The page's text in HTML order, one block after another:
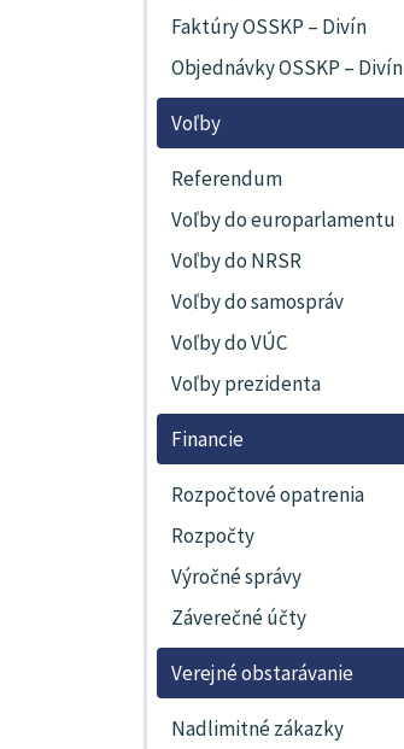
Faktúry OSSKP – Divín
Objednávky OSSKP – Divín
Voľby
Referendum
Voľby do europarlamentu
Voľby do NRSR
Voľby do samospráv
Voľby do VÚC
Voľby prezidenta
Financie
Rozpočtové opatrenia
Rozpočty
Výročné správy
Záverečné účty
Verejné obstarávanie
Nadlimitné zákazky